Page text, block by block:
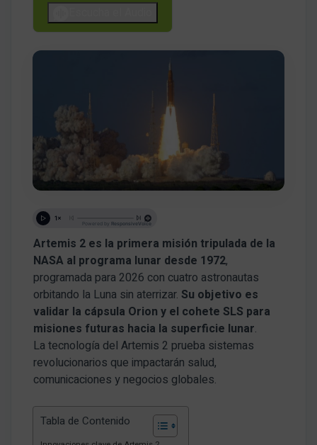
Artemis 2 es la primera misión tripulada de la
NASA al programa lunar desde 1972,
programada para 2026 con cuatro astronautas
orbitando la Luna sin aterrizar. Su objetivo es
validar la cápsula Orion y el cohete SLS para
misiones futuras hacia la superficie lunar.
La tecnología del Artemis 2 prueba sistemas
revolucionarios que impactarán salud,
comunicaciones y negocios globales.
Tabla de Contenido